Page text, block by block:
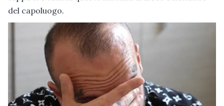
del capoluogo.